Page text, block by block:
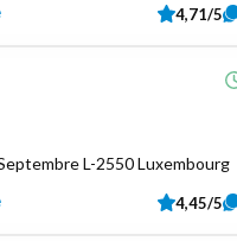
4,71/5
L-2550 Luxembourg
4,45/5